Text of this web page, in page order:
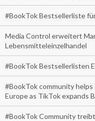
#BookTok Bestsellerliste
Media Control erweitert
Lebensmitteleinzelhandel
#BookTok Bestsellerlisten
#BookTok community helps
Europe as TikTok expands
#BookTok Community